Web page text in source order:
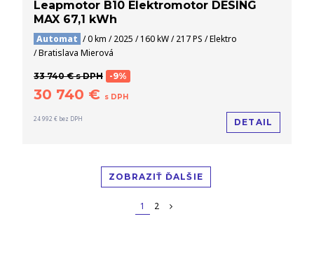
Leapmotor B10 Elektromotor DESING
MAX 67,1 kWh
Automat / 0 km / 2025 / 160 kW / 217 PS / Elektro
/ Bratislava Mierová
33 740 € s DPH -9%
30 740 € s DPH
24 992 € bez DPH DETAIL
ZOBRAZIŤ ĎALŠIE
1 2